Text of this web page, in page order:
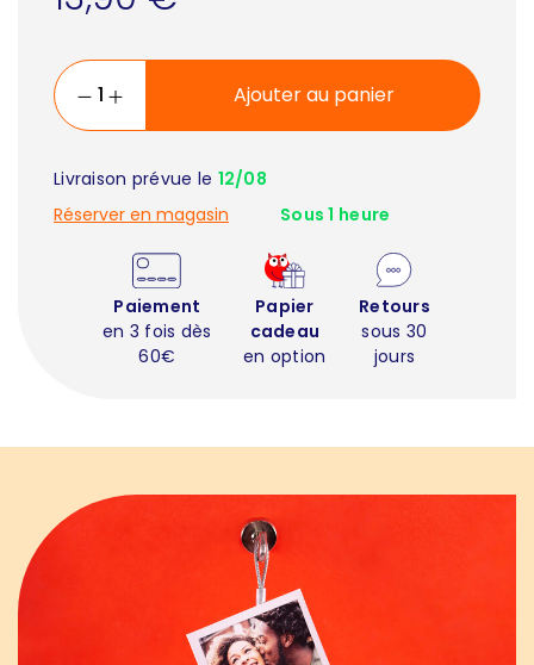
Ajouter au panier
Livraison prévue le 12/08
Réserver en magasin
Sous 1 heure
Paiement
en 3 fois dès
60€
Papier
cadeau
en option
Retours
sous 30
jours